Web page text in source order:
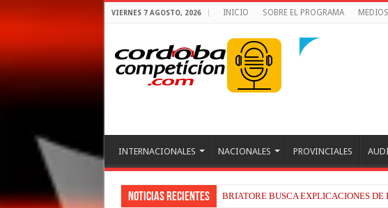
VIERNES 7 AGOSTO, 2026 INICIO SOBRE EL PROGRAMA
INTERNACIONALES NACIONALES PROVINCIALES
Noticias recientes BRIATORE BUSCA EXPLICACIONES DE